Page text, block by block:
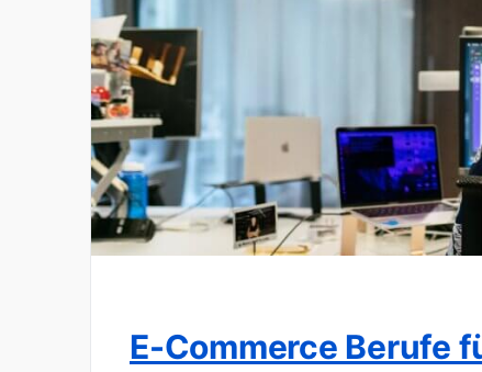
E-Commerce Berufe